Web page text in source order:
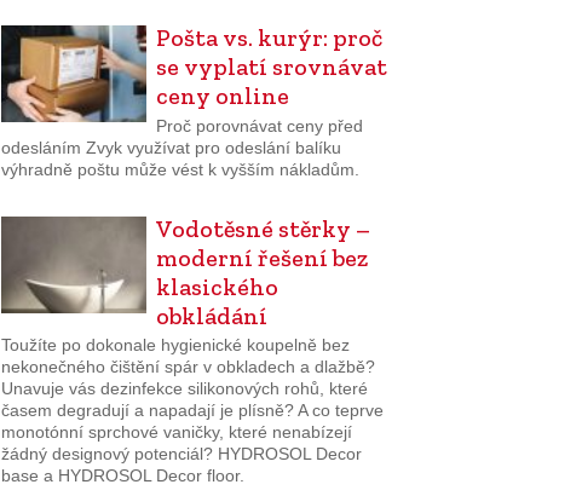
Pošta vs. kurýr: proč
se vyplatí srovnávat
ceny online
Proč porovnávat ceny před
odesláním Zvyk využívat pro odeslání balíku
výhradně poštu může vést k vyšším nákladům.
Vodotěsné stěrky –
moderní řešení bez
klasického
obkládání
Toužíte po dokonale hygienické koupelně bez
nekonečného čištění spár v obkladech a dlažbě?
Unavuje vás dezinfekce silikonových rohů, které
časem degradují a napadají je plísně? A co teprve
monotónní sprchové vaničky, které nenabízejí
žádný designový potenciál? HYDROSOL Decor
base a HYDROSOL Decor floor.